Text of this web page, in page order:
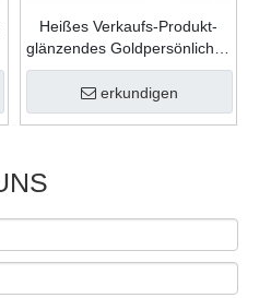
Heißes Verkaufs-Produkt-
glänzendes Goldpersönliches
Geschenk-Zink-Legierungs-
weicher Emaille-
kundenspezifisches Logo-
erkundigen